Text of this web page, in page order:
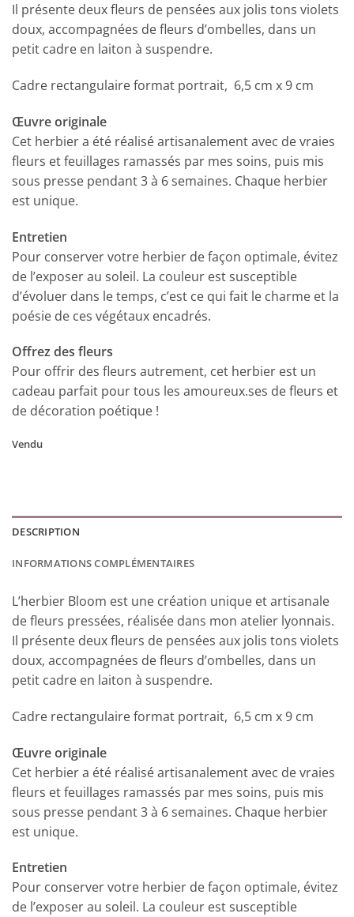
Il présente deux fleurs de pensées aux jolis tons violets
doux, accompagnées de fleurs d’ombelles, dans un
petit cadre en laiton à suspendre.
Cadre rectangulaire format portrait, 6,5 cm x 9 cm
Œuvre originale
Cet herbier a été réalisé artisanalement avec de vraies
fleurs et feuillages ramassés par mes soins, puis mis
sous presse pendant 3 à 6 semaines. Chaque herbier
est unique.
Entretien
Pour conserver votre herbier de façon optimale, évitez
de l’exposer au soleil. La couleur est susceptible
d’évoluer dans le temps, c’est ce qui fait le charme et la
poésie de ces végétaux encadrés.
Offrez des fleurs
Pour offrir des fleurs autrement, cet herbier est un
cadeau parfait pour tous les amoureux.ses de fleurs et
de décoration poétique !
Vendu
DESCRIPTION
INFORMATIONS COMPLÉMENTAIRES
L’herbier Bloom est une création unique et artisanale
de fleurs pressées, réalisée dans mon atelier lyonnais.
Il présente deux fleurs de pensées aux jolis tons violets
doux, accompagnées de fleurs d’ombelles, dans un
petit cadre en laiton à suspendre.
Cadre rectangulaire format portrait, 6,5 cm x 9 cm
Œuvre originale
Cet herbier a été réalisé artisanalement avec de vraies
fleurs et feuillages ramassés par mes soins, puis mis
sous presse pendant 3 à 6 semaines. Chaque herbier
est unique.
Entretien
Pour conserver votre herbier de façon optimale, évitez
de l’exposer au soleil. La couleur est susceptible